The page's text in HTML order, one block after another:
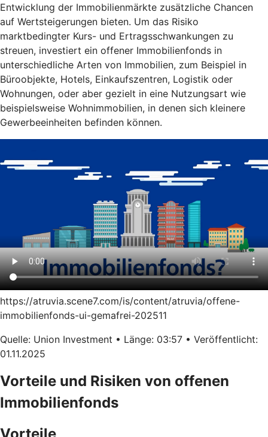
Entwicklung der Immobilienmärkte zusätzliche Chancen
auf Wertsteigerungen bieten. Um das Risiko
marktbedingter Kurs- und Ertragsschwankungen zu
streuen, investiert ein offener Immobilienfonds in
unterschiedliche Arten von Immobilien, zum Beispiel in
Büroobjekte, Hotels, Einkaufszentren, Logistik oder
Wohnungen, oder aber gezielt in eine Nutzungsart wie
beispielsweise Wohnimmobilien, in denen sich kleinere
Gewerbeeinheiten befinden können.
https://atruvia.scene7.com/is/content/atruvia/offene-
immobilienfonds-ui-gemafrei-202511
Quelle: Union Investment • Länge: 03:57 • Veröffentlicht:
01.11.2025
Vorteile und Risiken von offenen
Immobilienfonds